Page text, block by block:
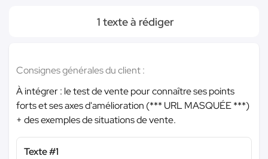
1 texte à rédiger
Consignes générales du client :
À intégrer : le test de vente pour connaître ses points
forts et ses axes d'amélioration (*** URL MASQUÉE ***)
+ des exemples de situations de vente.
Texte #1